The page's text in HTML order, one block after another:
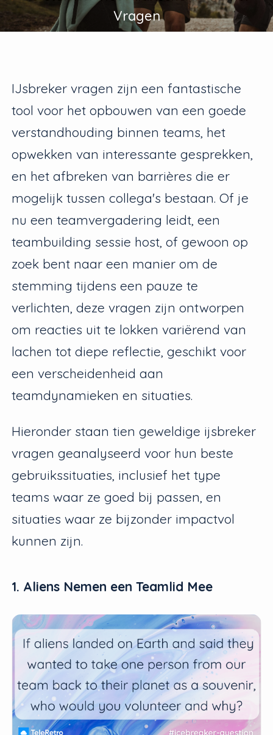
Vragen
IJsbreker vragen zijn een fantastische
tool voor het opbouwen van een goede
verstandhouding binnen teams, het
opwekken van interessante gesprekken,
en het afbreken van barrières die er
mogelijk tussen collega's bestaan. Of je
nu een teamvergadering leidt, een
teambuilding sessie host, of gewoon op
zoek bent naar een manier om de
stemming tijdens een pauze te
verlichten, deze vragen zijn ontworpen
om reacties uit te lokken variërend van
lachen tot diepe reflectie, geschikt voor
een verscheidenheid aan
teamdynamieken en situaties.
Hieronder staan tien geweldige ijsbreker
vragen geanalyseerd voor hun beste
gebruikssituaties, inclusief het type
teams waar ze goed bij passen, en
situaties waar ze bijzonder impactvol
kunnen zijn.
1. Aliens Nemen een Teamlid Mee